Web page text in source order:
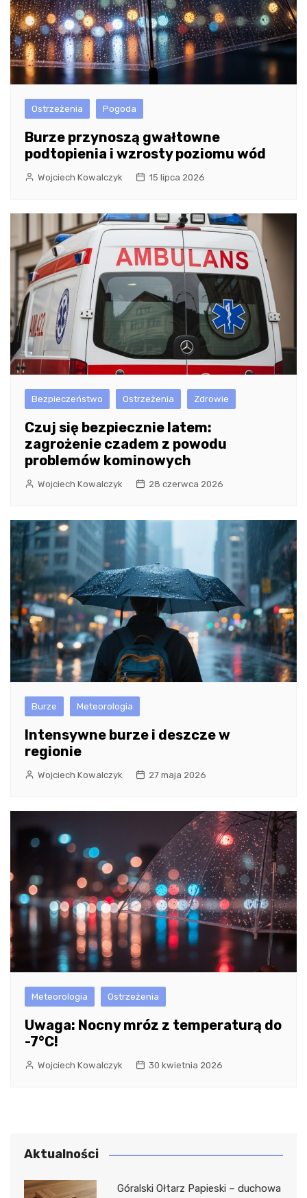
Ostrzeżenia Pogoda
Burze przynoszą gwałtowne
podtopienia i wzrosty poziomu wód
Wojciech Kowalczyk 15 lipca 2026
Bezpieczeństwo Ostrzeżenia Zdrowie
Czuj się bezpiecznie latem:
zagrożenie czadem z powodu
problemów kominowych
Wojciech Kowalczyk 28 czerwca 2026
Burze Meteorologia
Intensywne burze i deszcze w
regionie
Wojciech Kowalczyk 27 maja 2026
Meteorologia Ostrzeżenia
Uwaga: Nocny mróz z temperaturą do
-7°C!
Wojciech Kowalczyk 30 kwietnia 2026
Aktualności
Góralski Ołtarz Papieski – duchowa